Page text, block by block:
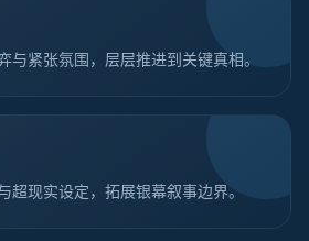
与紧张氛围，层层推进到关键真相。
超现实设定，拓展银幕叙事边界。